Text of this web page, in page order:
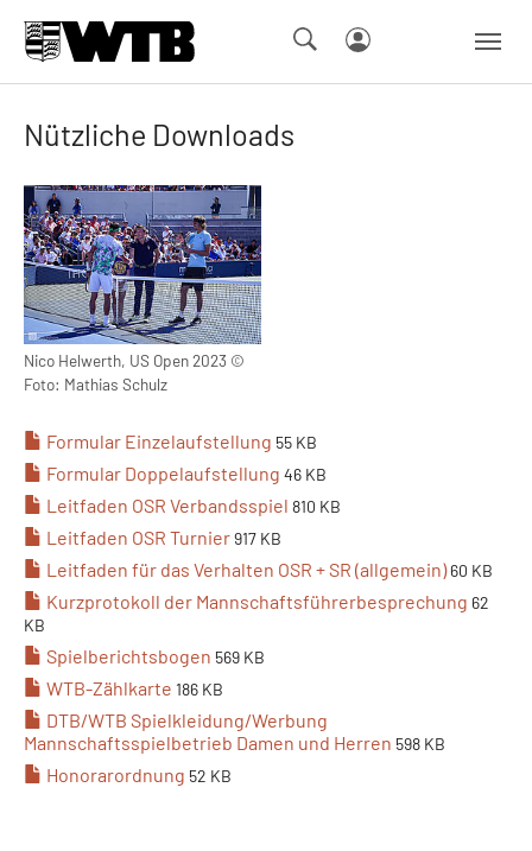
Nützliche Downloads
Show larger version
Nico Helwerth, US Open 2023 ©
Foto: Mathias Schulz
Formular Einzelaufstellung 55 KB
Formular Doppelaufstellung 46 KB
Leitfaden OSR Verbandsspiel 810 KB
Leitfaden OSR Turnier917 KB
Leitfaden für das Verhalten OSR + SR (allgemein) 60 KB
Kurzprotokoll der Mannschaftsführerbesprechung 62
KB
Spielberichtsbogen 569 KB
WTB-Zählkarte 186 KB
DTB/WTB Spielkleidung/Werbung
Mannschaftsspielbetrieb Damen und Herren 598 KB
Honorarordnung 52 KB